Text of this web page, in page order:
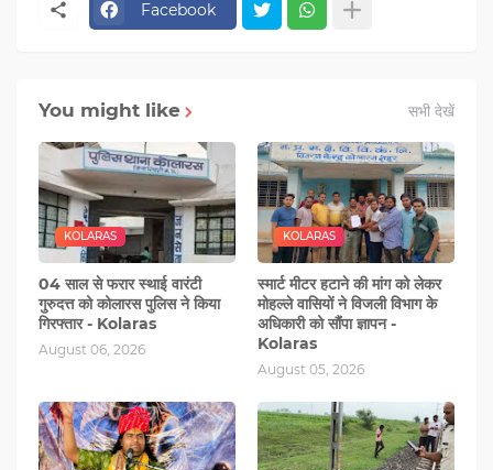
Facebook
You might like सभी देखें
KOLARAS
04 साल से फरार स्थाई वारंटी
गुरुदत्त को कोलारस पुलिस ने किया
गिरफ्तार - Kolaras
August 06, 2026
KOLARAS
स्मार्ट मीटर हटाने की मांग को लेकर
मोहल्‍ले वासियों ने विजली विभाग के
अधिकारी को सौंंपा ज्ञापन -
Kolaras
August 05, 2026